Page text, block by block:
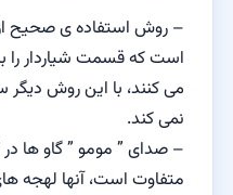
– روش استفاده ی صحیح
است که قسمت شیاردار را
می کنند، با این روش
نمی کند.
– صدای ” مومو ” گاو ها
متفاوت است، آنها لهجه